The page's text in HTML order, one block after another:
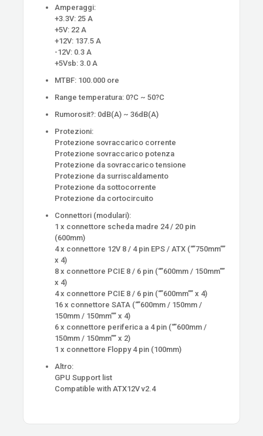
Amperaggi:
+3.3V: 25 A
+5V: 22 A
+12V: 137.5 A
-12V: 0.3 A
+5Vsb: 3.0 A
MTBF: 100.000 ore
Range temperatura: 0?C ~ 50?C
Rumorosit?: 0dB(A) ~ 36dB(A)
Protezioni:
Protezione sovraccarico corrente
Protezione sovraccarico potenza
Protezione da sovraccarico tensione
Protezione da surriscaldamento
Protezione da sottocorrente
Protezione da cortocircuito
Connettori (modulari):
1 x connettore scheda madre 24 / 20 pin
(600mm)
4 x connettore 12V 8 / 4 pin EPS / ATX (“”750mm””
x 4)
8 x connettore PCIE 8 / 6 pin (“”600mm / 150mm””
x 4)
4 x connettore PCIE 8 / 6 pin (“”600mm”” x 4)
16 x connettore SATA (“”600mm / 150mm /
150mm / 150mm”” x 4)
6 x connettore periferica a 4 pin (“”600mm /
150mm / 150mm”” x 2)
1 x connettore Floppy 4 pin (100mm)
Altro:
GPU Support list
Compatible with ATX12V v2.4